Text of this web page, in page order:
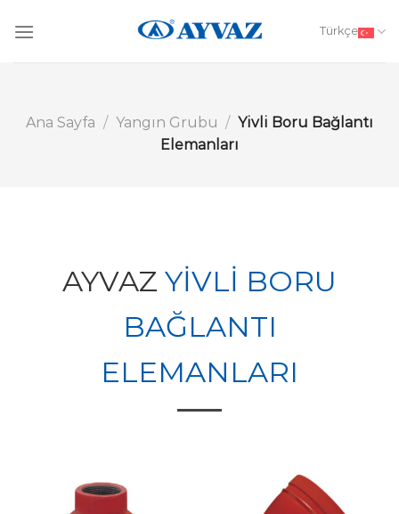
Türkçe
Ana Sayfa / Yangın Grubu / Yivli Boru Bağlantı
Elemanları
AYVAZ YİVLİ BORU
BAĞLANTI
ELEMANLARI